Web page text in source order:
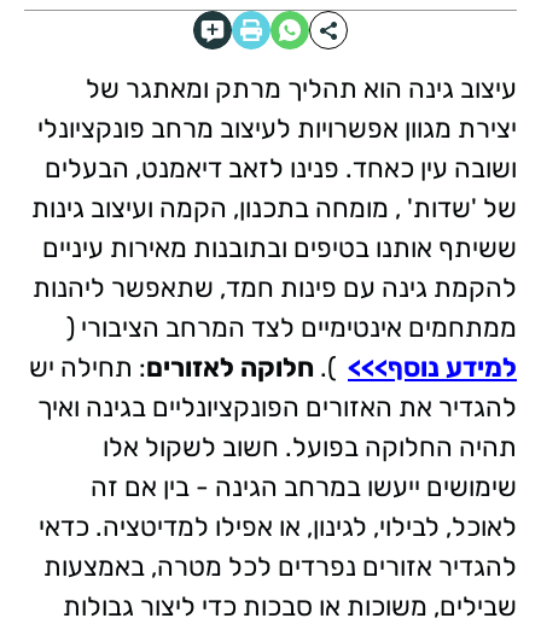
עיצוב גינה הוא תהליך מרתק ומאתגר של
יצירת מגוון אפשרויות לעיצוב מרחב פונקציונלי
ושובה עין כאחד. פנינו לזאב דיאמנט, הבעלים
של 'שדות' , מומחה בתכנון, הקמה ועיצוב גינות
ששיתף אותנו בטיפים ובתובנות מאירות עיניים
להקמת גינה עם פינות חמד, שתאפשר ליהנות
ממתחמים אינטימיים לצד המרחב הציבורי (
למידע נוסף>>> ). חלוקה לאזורים: תחילה יש
להגדיר את האזורים הפונקציונליים בגינה ואיך
תהיה החלוקה בפועל. חשוב לשקול אלו
שימושים ייעשו במרחב הגינה - בין אם זה
לאוכל, לבילוי, לגינון, או אפילו למדיטציה. כדאי
להגדיר אזורים נפרדים לכל מטרה, באמצעות
שבילים, משוכות או סבכות כדי ליצור גבולות